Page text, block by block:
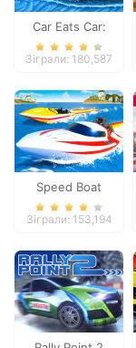
Car Eats Car:
Winter Adventure
Зіграли: 180,587
Speed Boat
Extreme Racing
Зіграли: 153,194